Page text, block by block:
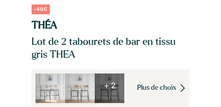
-40€
THÉA
Lot de 2 tabourets de bar en tissu
gris THEA
+ 2 Plus de choix